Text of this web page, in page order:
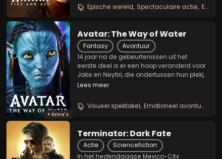
gezin terug naar de adembenemende
wereld van Pandora....
Epische wereld Spectaculaire actie Emotioneel familieverhaal
+ Extra's
Avatar: The Way of Water
Fantasy
Avontuur
14 jaar na de gebeurtenissen uit het
eerste deel is er een hoop veranderd voor
Jake en Neytiri, die ondertussen hun plekje
hebben gevonden in het regenwoud van
twee hebben samen drie Na'vi kinderen
en een...
Lees meer
Visueel spektakel Emotioneel avontuur
Terminator: Dark Fate
Actie
Sciencefiction
In het hedendaagse Mexico-City